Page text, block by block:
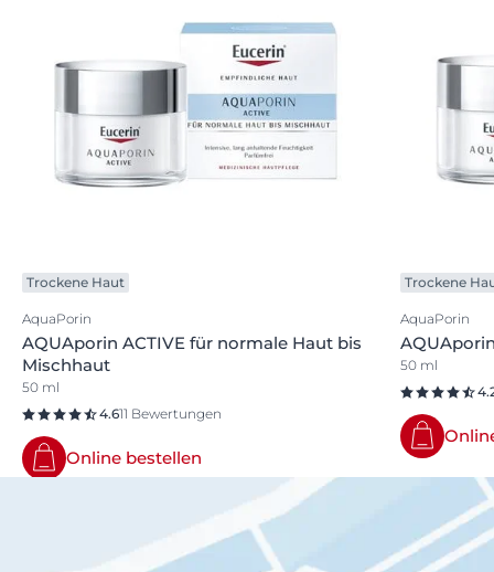
Trockene Haut
AquaPorin
AQUAporin ACTIVE für normale Haut bis
Mischhaut
50 ml
4.611 Bewertungen
Online bestellen
Trockene
AquaPorin
50 ml